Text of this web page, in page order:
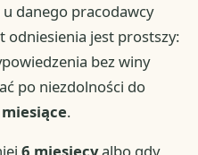
danego pracodawcy
odniesienia jest prostszy:
bez winy
po niezdolności do
.